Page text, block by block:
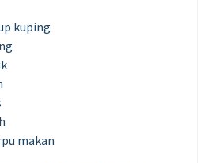
kuping
makan